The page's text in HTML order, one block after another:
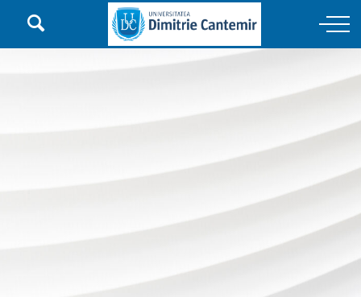

Main Navigation